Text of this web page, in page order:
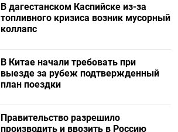
В дагестанском Каспийске из-за
топливного кризиса возник мусорный
коллапс
В Китае начали требовать при
выезде за рубеж подтвержденный
план поездки
Правительство разрешило
производить и ввозить в Россию